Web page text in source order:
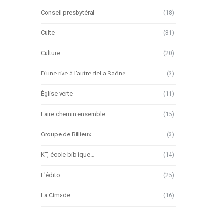
Conseil presbytéral (18)
Culte (31)
Culture (20)
D'une rive à l'autre del a Saône (3)
Église verte (11)
Faire chemin ensemble (15)
Groupe de Rillieux (3)
KT, école biblique… (14)
L'édito (25)
La Cimade (16)